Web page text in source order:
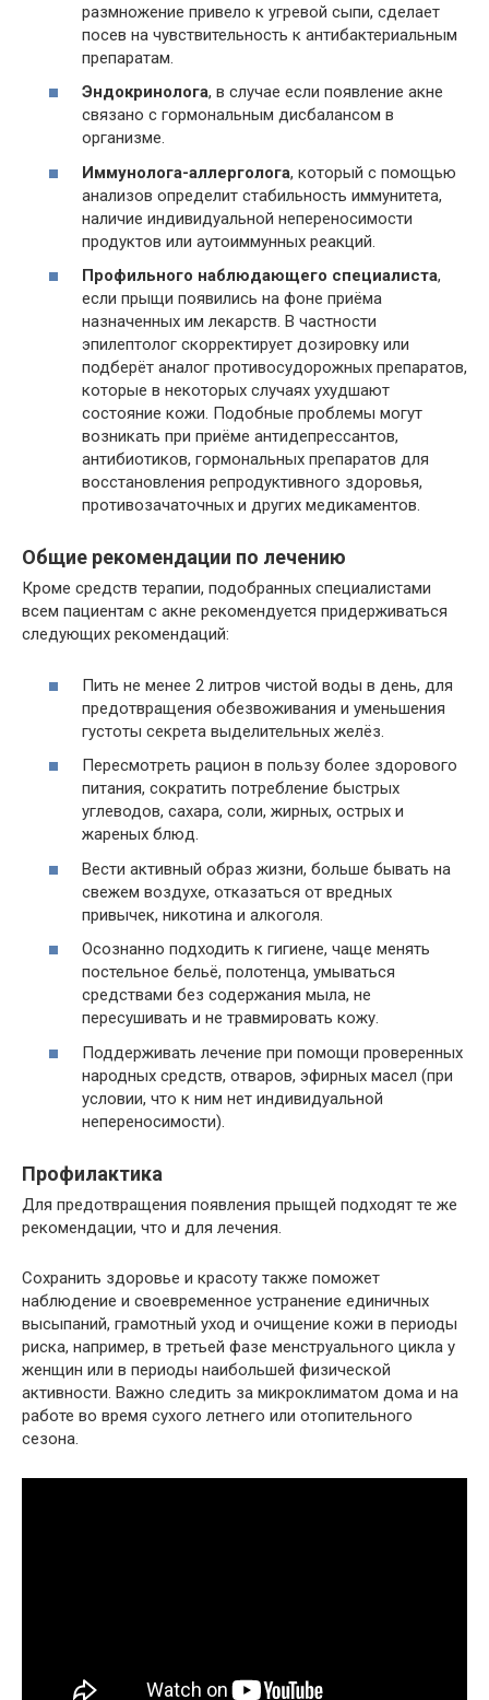
размножение привело к угревой сыпи, сделает
посев на чувствительность к антибактериальным
препаратам.
Эндокринолога, в случае если появление акне
связано с гормональным дисбалансом в
организме.
Иммунолога-аллерголога, который с помощью
анализов определит стабильность иммунитета,
наличие индивидуальной непереносимости
продуктов или аутоиммунных реакций.
Профильного наблюдающего специалиста,
если прыщи появились на фоне приёма
назначенных им лекарств. В частности
эпилептолог скорректирует дозировку или
подберёт аналог противосудорожных препаратов,
которые в некоторых случаях ухудшают
состояние кожи. Подобные проблемы могут
возникать при приёме антидепрессантов,
антибиотиков, гормональных препаратов для
восстановления репродуктивного здоровья,
противозачаточных и других медикаментов.
Общие рекомендации по лечению
Кроме средств терапии, подобранных специалистами
всем пациентам с акне рекомендуется придерживаться
следующих рекомендаций:
Пить не менее 2 литров чистой воды в день, для
предотвращения обезвоживания и уменьшения
густоты секрета выделительных желёз.
Пересмотреть рацион в пользу более здорового
питания, сократить потребление быстрых
углеводов, сахара, соли, жирных, острых и
жареных блюд.
Вести активный образ жизни, больше бывать на
свежем воздухе, отказаться от вредных
привычек, никотина и алкоголя.
Осознанно подходить к гигиене, чаще менять
постельное бельё, полотенца, умываться
средствами без содержания мыла, не
пересушивать и не травмировать кожу.
Поддерживать лечение при помощи проверенных
народных средств, отваров, эфирных масел (при
условии, что к ним нет индивидуальной
непереносимости).
Профилактика
Для предотвращения появления прыщей подходят те же
рекомендации, что и для лечения.
Сохранить здоровье и красоту также поможет
наблюдение и своевременное устранение единичных
высыпаний, грамотный уход и очищение кожи в периоды
риска, например, в третьей фазе менструального цикла у
женщин или в периоды наибольшей физической
активности. Важно следить за микроклиматом дома и на
работе во время сухого летнего или отопительного
сезона.